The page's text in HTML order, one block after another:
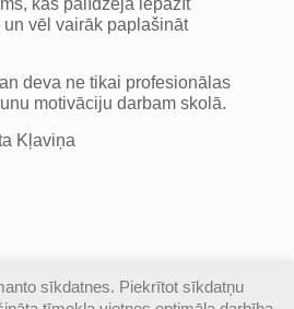
vēl vairāk paplašināt
deva ne tikai profesionālas
motivāciju darbam skolā.
Kļaviņa
vidusskola | Visas
|Piekļūstamības
sīkdatnes. Piekrītot sīkdatņu